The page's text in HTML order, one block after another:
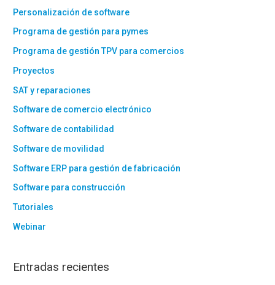
Personalización de software
Programa de gestión para pymes
Programa de gestión TPV para comercios
Proyectos
SAT y reparaciones
Software de comercio electrónico
Software de contabilidad
Software de movilidad
Software ERP para gestión de fabricación
Software para construcción
Tutoriales
Webinar
Entradas recientes